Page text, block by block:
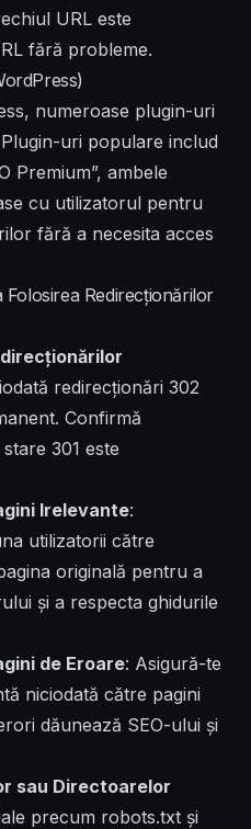
URL este
fără probleme.
numeroase plugin-uri
uri populare includ
Premium”, ambele
cu utilizatorul pentru
fără a necesita acces
Folosirea Redirecționărilor
redirecționări 302
Confirmă
301 este
Irelevante:
utilizatorii către
originală pentru a
și a respecta ghidurile
de Eroare: Asigură-te
niciodată către pagini
dăunează SEO-ului și
sau Directoarelor
precum robots.txt și